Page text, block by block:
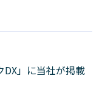
」に当社が掲載